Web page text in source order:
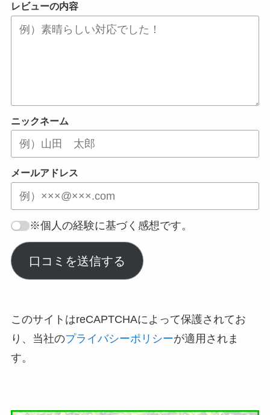
レビューの内容
ニックネーム
メールアドレス
※個人の経験に基づく感想です。
口コミを送信する
このサイトはreCAPTCHAによって保護されてお
り、当社のプライバシーポリシーが適用されま
す。